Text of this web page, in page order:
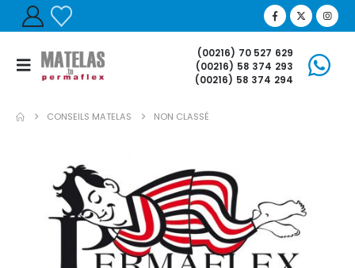
(00216) 70 527 629
(00216) 58 374 293
(00216) 58 374 294
CONSEILS MATELAS NON CLASSÉ